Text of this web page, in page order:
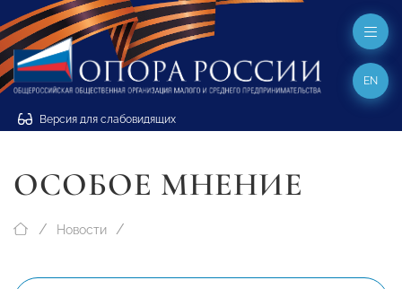
Версия для слабовидящих
EN
ОСОБОЕ МНЕНИЕ
Новости